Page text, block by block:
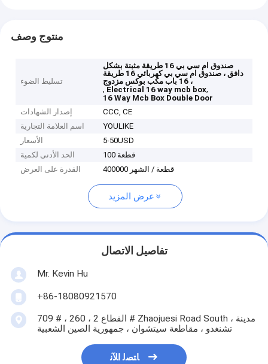
منتوج وصف
تسليط الضوء
صندوق ام سي بي 16 طريقة مثبتة بشكل
دافق ، صندوق ام سي بي كهربائي 16 طريقة
، 16 باب مكب بوكس ​​مزدوج
,Electrical 16 way mcb box,
16 Way Mcb Box Double Door
إصدار الشهادات
CCC, CE
اسم العلامة التجارية
YOULIKE
الأسعار
5-50USD
الحد الأدنى لكمية
100 قطعة
القدرة على العرض
400000 قطعة / الشهر
عرض المزيد
تفاصيل الاتصال
Mr. Kevin Hu
+86-18080921570
709 # ، القطاع 2 ، 260 # Zhaojuesi Road South ، مدينة
تشنغدو ، مقاطعة سيتشوان ، جمهورية الصين الشعبية
ﺎﺘﺼﻟ ﺍﻶﻧ